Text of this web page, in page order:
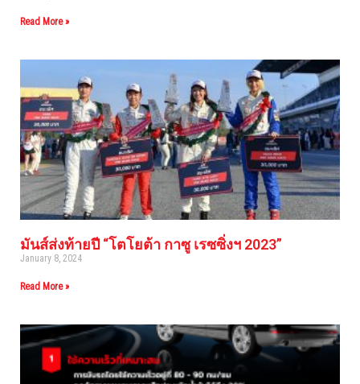
Read More »
มันส์ส่งท้ายปี “โตโยต้า กาซู เรซซิ่งฯ 2023”
January 8, 2024
Read More »